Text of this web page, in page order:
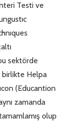
Testi ve
sektörde
birlikte Helpa
(Educantion
zamanda
olup